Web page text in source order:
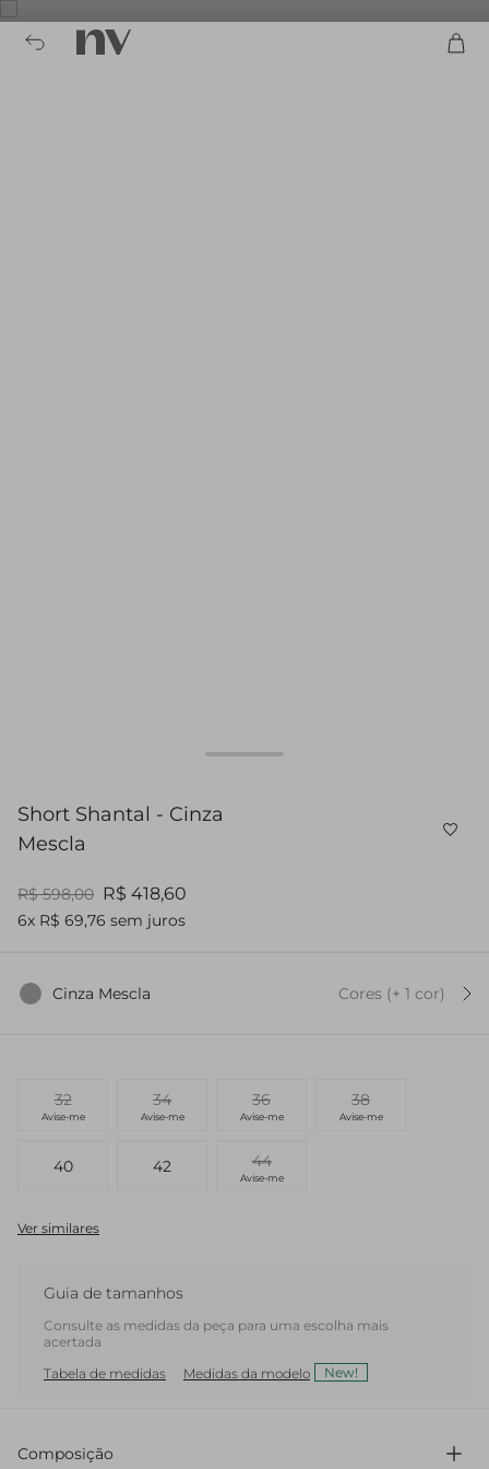
Short Shantal - Cinza
Mescla
R$ 598,00 R$ 418,60
6x R$ 69,76 sem juros
Cinza Mescla Cores (+ 1 cor)
32
Avise-me
34
Avise-me
36
Avise-me
38
Avise-me
40 42 44
Avise-me
Ver similares
Guia de tamanhos
Consulte as medidas da peça para uma escolha mais
acertada
Tabela de medidas
Medidas da modelo New!
Composição